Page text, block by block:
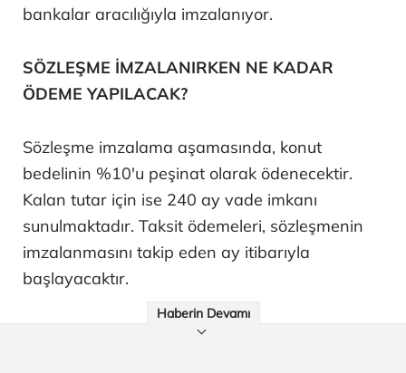
bankalar aracılığıyla imzalanıyor.
SÖZLEŞME İMZALANIRKEN NE KADAR
ÖDEME YAPILACAK?
Sözleşme imzalama aşamasında, konut
bedelinin %10'u peşinat olarak ödenecektir.
Kalan tutar için ise 240 ay vade imkanı
sunulmaktadır. Taksit ödemeleri, sözleşmenin
imzalanmasını takip eden ay itibarıyla
başlayacaktır.
Haberin Devamı